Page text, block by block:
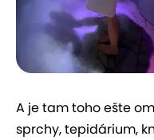
A je tam toho ešte
sprchy, tepidárium,